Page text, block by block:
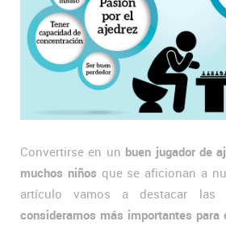
Convertirse en un buen jugador de
muchos niños que se aficionan a
artículo vamos a destacar las
consideramos más importantes para